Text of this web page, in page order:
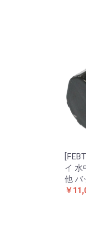
イ 水
他 バ
￥